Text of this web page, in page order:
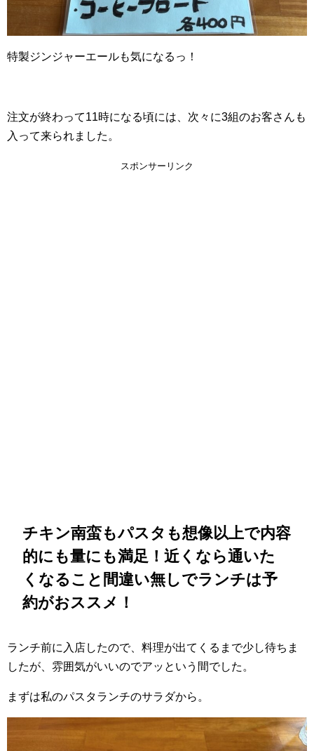
特製ジンジャーエールも気になるっ！
注文が終わって11時になる頃には、次々に3組のお客さんも
入って来られました。
スポンサーリンク
チキン南蛮もパスタも想像以上で内容
的にも量にも満足！近くなら通いた
くなること間違い無しでランチは予
約がおススメ！
ランチ前に入店したので、料理が出てくるまで少し待ちま
したが、雰囲気がいいのでアッという間でした。
まずは私のパスタランチのサラダから。